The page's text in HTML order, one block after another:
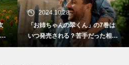
2024.10.28
「お姉ちゃんの翠くん」の7巻は
いつ発売される？苦手だった相手
との切ない初恋